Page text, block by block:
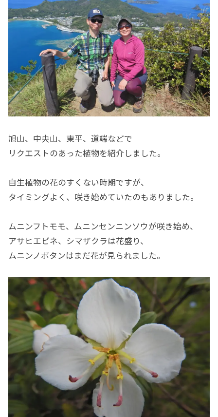
旭山、中央山、東平、道端などで
リクエストのあった植物を紹介しました。
自生植物の花のすくない時期ですが、
タイミングよく、咲き始めていたのもありました。
ムニンフトモモ、ムニンセンニンソウが咲き始め、
アサヒエビネ、シマザクラは花盛り、
ムニンノボタンはまだ花が見られました。